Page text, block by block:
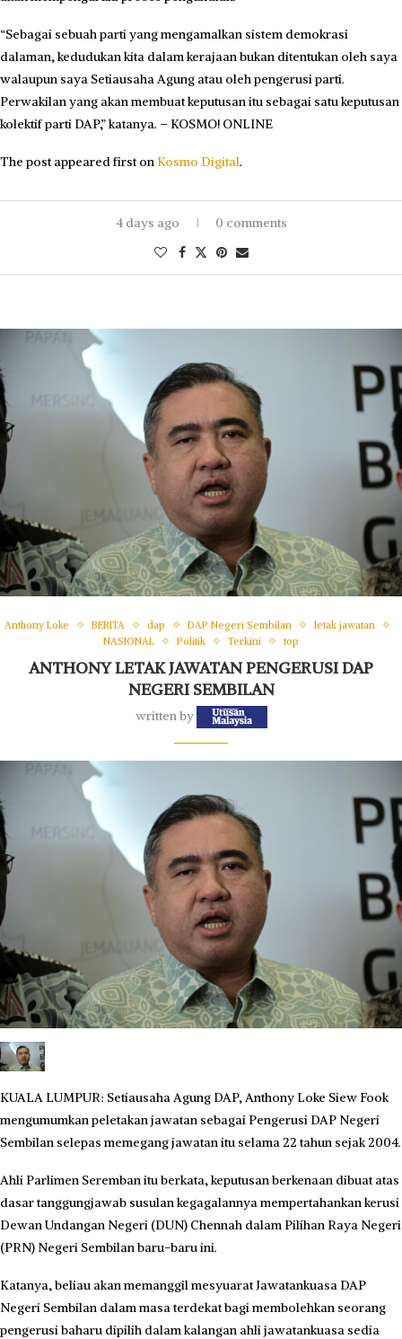
“Sebagai sebuah parti yang mengamalkan sistem demokrasi
dalaman, kedudukan kita dalam kerajaan bukan ditentukan oleh saya
walaupun saya Setiausaha Agung atau oleh pengerusi parti.
Perwakilan yang akan membuat keputusan itu sebagai satu keputusan
kolektif parti DAP,” katanya. – KOSMO! ONLINE
The postappeared first on Kosmo Digital.
4 days ago 0 comments
Anthony Loke BERITA dap DAP Negeri Sembilan
letak jawatan
NASIONAL
Politik Terkini top
ANTHONY LETAK JAWATAN PENGERUSI DAP
NEGERI SEMBILAN
written by
KUALA LUMPUR: Setiausaha Agung DAP, Anthony Loke Siew Fook
mengumumkan peletakan jawatan sebagai Pengerusi DAP Negeri
Sembilan selepas memegang jawatan itu selama 22 tahun sejak 2004.
Ahli Parlimen Seremban itu berkata, keputusan berkenaan dibuat atas
dasar tanggungjawab susulan kegagalannya mempertahankan kerusi
Dewan Undangan Negeri (DUN) Chennah dalam Pilihan Raya Negeri
(PRN) Negeri Sembilan baru-baru ini.
Katanya, beliau akan memanggil mesyuarat Jawatankuasa DAP
Negeri Sembilan dalam masa terdekat bagi membolehkan seorang
pengerusi baharu dipilih dalam kalangan ahli jawatankuasa sedia